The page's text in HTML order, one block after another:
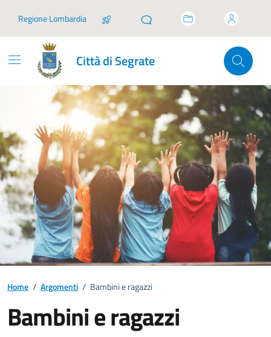
Regione Lombardia
Città di Segrate
Home / Argomenti / Bambini e ragazzi
Bambini e ragazzi